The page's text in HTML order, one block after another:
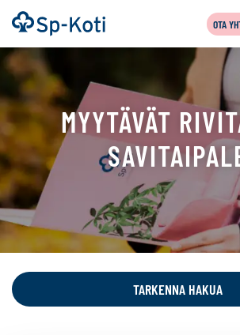
Siirry
sisältöön
Etusivu OTA
MYYTÄVÄT
Tällä
sivulla
TARKENNA HAKUA